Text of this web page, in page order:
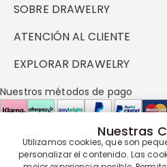
SOBRE DRAWELRY
Sobre nosotros
política de privacidad
Preguntas frecuentes
ATENCIÓN AL CLIENTE
Envío y entrega
Devolución en 60 días
Cómo cuidar
EXPLORAR DRAWELRY
Drawelry Prime
Programa de Recompensas
Nuestros métodos de pago
Nuestros socios de entrega
Nuestras
Utilizamos cookies, que son
personalizar el contenido. Las